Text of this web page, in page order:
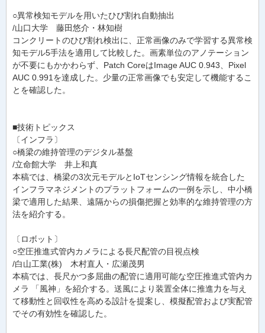
○異常検知モデルを用いたひび割れ自動抽出
/山口大学 藤田悠介・林知樹
コンクリートのひび割れ検出に、正常画像のみで学習する異常検
知モデル5手法を適用して比較した。画素単位のアノテーション
が不要にもかかわらず、Patch CoreはImage AUC 0.943、Pixel
AUC 0.991を達成した。少量の正常画像でも安定して機能するこ
とを確認した。
■技術トピックス
〔インフラ〕
○橋梁の維持管理のデジタル基盤
/立命館大学 井上和真
本稿では、橋梁の3次元モデルとIoTセンシング情報を統合した
インフラマネジメントのプラットフォームの一例を示し、中小橋
梁で適用した結果、遠隔からの損傷把握と効率的な維持管理の方
法を紹介する。
〔ロボット〕
○空圧推進式管内カメラによる長尺配管の目視点検
/白山工業(株) 木村直人・広瀬茂男
本稿では、長尺かつ多屈曲の配管に適用可能な空圧推進式管内カ
メラ 「風神」を紹介する。送風により装置全体に推進力を与え
て移動性と回収性を高める設計を提案し、模擬配管および実配管
でその有効性を確認した。